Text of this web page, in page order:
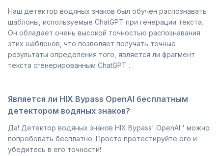
Наш детектор водяных знаков был обучен распознавать
шаблоны, используемые ChatGPT при генерации текста.
Он обладает очень высокой точностью распознавания
этих шаблонов, что позволяет получать точные
результаты определения того, является ли фрагмент
текста сгенерированным ChatGPT .
Является ли HIX Bypass OpenAI бесплатным
детектором водяных знаков?
Да! Детектор водяных знаков HIX Bypass' OpenAI ' можно
попробовать бесплатно. Просто протестируйте его и
убедитесь в его точности!